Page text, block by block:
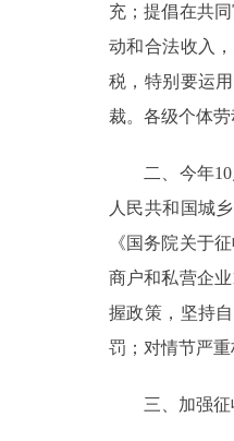
充；提倡在共
动和合法收入
税，特别要运
裁。各级个体
二、今年10月
人民共和国城
《国务院关于
商户和私营企
握政策，坚持
罚；对情节严
三、加强征收